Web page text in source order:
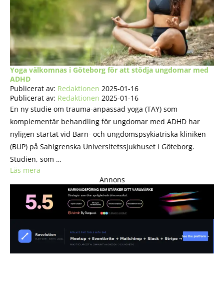
Yoga välkomnas i Göteborg för att stödja ungdomar med
ADHD
Publicerat av: Redaktionen 2025-01-16
Publicerat av: Redaktionen 2025-01-16
En ny studie om trauma-anpassad yoga (TAY) som
komplementär behandling för ungdomar med ADHD har
nyligen startat vid Barn- och ungdomspsykiatriska kliniken
(BUP) på Sahlgrenska Universitetssjukhuset i Göteborg.
Studien, som …
Läs mera
Annons